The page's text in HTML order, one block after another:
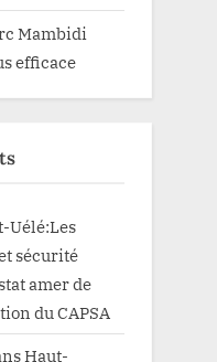
Mambidi
efficace
Uélé:Les
sécurité
amer de
du CAPSA
Haut-